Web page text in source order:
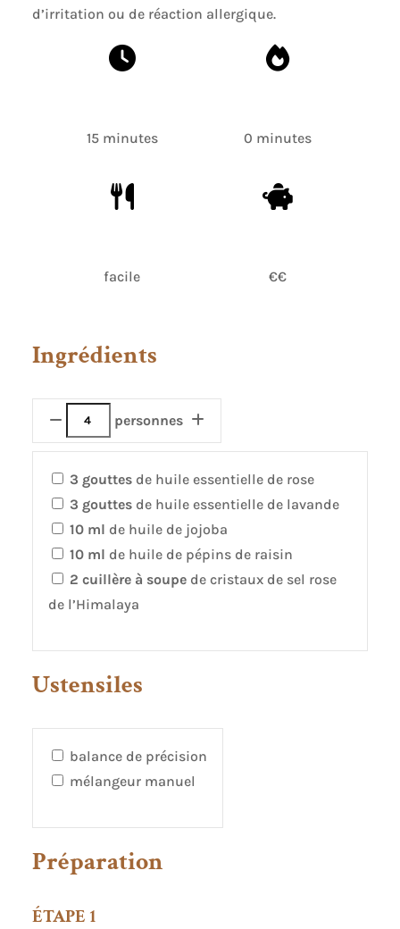
d’irritation ou de réaction allergique.
15 minutes 0 minutes
facile €€
Ingrédients
personnes
3 gouttesde huile essentielle de rose
3 gouttesde huile essentielle de lavande
10 ml de huile de jojoba
10 ml de huile de pépins de raisin
2 cuillère à soupede cristaux de sel rose
de l’Himalaya
Ustensiles
balance de précision
mélangeur manuel
Préparation
ÉTAPE 1